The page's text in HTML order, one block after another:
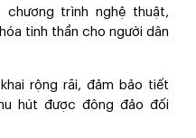
trình nghệ thuật,
tinh thần cho người dân
rộng rãi, đảm bảo tiết
hút được đông đảo đối